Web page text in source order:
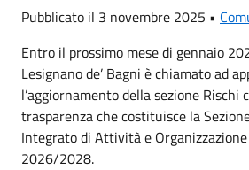
Pubblicato il 3 novembre 2025 •
Entro il prossimo mese di gennaio
Lesignano de’ Bagni è chiamato ad
l’aggiornamento della sezione
trasparenza che costituisce la
Integrato di Attività e
2026/2028.